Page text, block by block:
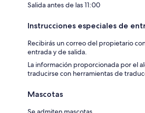
Salida antes de las 11:00
Instrucciones especiales de
Recibirás un correo del propietario
entrada y de salida.
La información proporcionada por el
traducirse con herramientas de
Mascotas